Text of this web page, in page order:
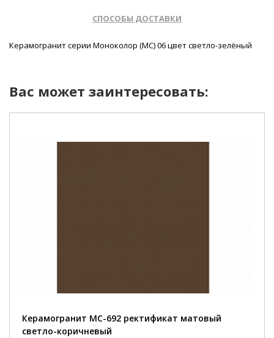
СПОСОБЫ ДОСТАВКИ
Керамогранит серии Моноколор (MC) 06 цвет светло-зелёный
Вас может заинтересовать:
Керамогранит MC-692 ректификат матовый
светло-коричневый